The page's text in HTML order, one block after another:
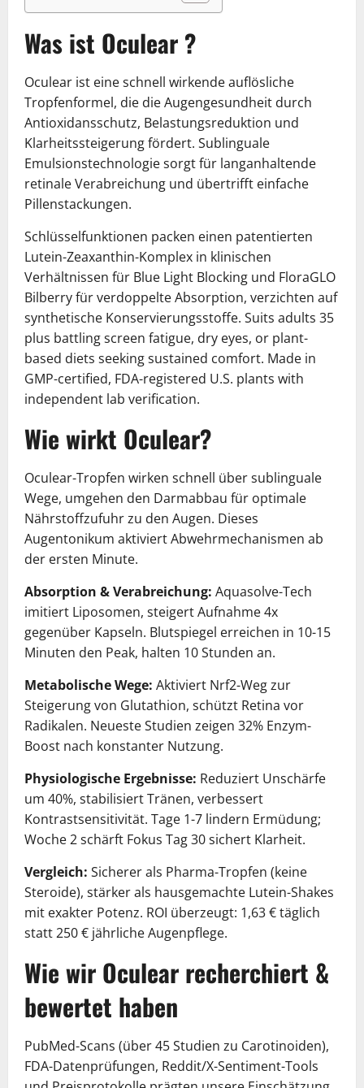
Was ist Oculear ?
Oculear ist eine schnell wirkende auflösliche
Tropfenformel, die die Augengesundheit durch
Antioxidansschutz, Belastungsreduktion und
Klarheitssteigerung fördert. Sublinguale
Emulsionstechnologie sorgt für langanhaltende
retinale Verabreichung und übertrifft einfache
Pillenstackungen.
Schlüsselfunktionen packen einen patentierten
Lutein-Zeaxanthin-Komplex in klinischen
Verhältnissen für Blue Light Blocking und FloraGLO
Bilberry für verdoppelte Absorption, verzichten auf
synthetische Konservierungsstoffe. Suits adults 35
plus battling screen fatigue, dry eyes, or plant-
based diets seeking sustained comfort. Made in
GMP-certified, FDA-registered U.S. plants with
independent lab verification.
Wie wirkt Oculear?
Oculear-Tropfen wirken schnell über sublinguale
Wege, umgehen den Darmabbau für optimale
Nährstoffzufuhr zu den Augen. Dieses
Augentonikum aktiviert Abwehrmechanismen ab
der ersten Minute.
Absorption & Verabreichung: Aquasolve-Tech
imitiert Liposomen, steigert Aufnahme 4x
gegenüber Kapseln. Blutspiegel erreichen in 10-15
Minuten den Peak, halten 10 Stunden an.
Metabolische Wege: Aktiviert Nrf2-Weg zur
Steigerung von Glutathion, schützt Retina vor
Radikalen. Neueste Studien zeigen 32% Enzym-
Boost nach konstanter Nutzung.
Physiologische Ergebnisse: Reduziert Unschärfe
um 40%, stabilisiert Tränen, verbessert
Kontrastsensitivität. Tage 1-7 lindern Ermüdung;
Woche 2 schärft Fokus Tag 30 sichert Klarheit.
Vergleich: Sicherer als Pharma-Tropfen (keine
Steroide), stärker als hausgemachte Lutein-Shakes
mit exakter Potenz. ROI überzeugt: 1,63 € täglich
statt 250 € jährliche Augenpflege.
Wie wir Oculear recherchiert &
bewertet haben
PubMed-Scans (über 45 Studien zu Carotinoiden),
FDA-Datenprüfungen, Reddit/X-Sentiment-Tools